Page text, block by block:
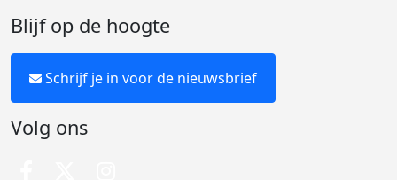
Blijf op de hoogte
Schrijf je in voor de nieuwsbrief
Volg ons